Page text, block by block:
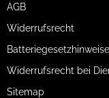
AGB
Widerrufsrecht
Batteriegesetzhinweise
Widerrufsrecht bei
Sitemap